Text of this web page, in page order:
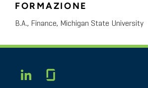
FORMAZIONE
B.A., Finance, Michigan State University
LINKEDIN